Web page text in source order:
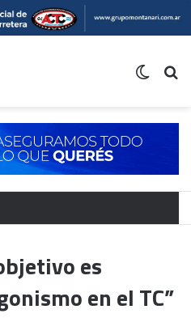
es
en el TC”